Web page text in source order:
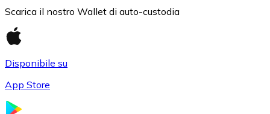
Scarica il nostro Wallet di auto-custodia
Disponibile su
App Store